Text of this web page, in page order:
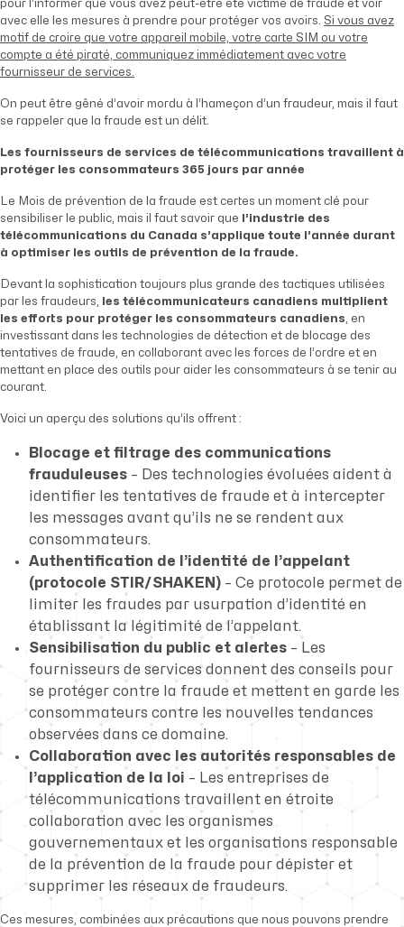
pour l’informer que vous avez peut-être été victime de fraude et voir
avec elle les mesures à prendre pour protéger vos avoirs. Si vous avez
motif de croire que votre appareil mobile, votre carte SIM ou votre
compte a été piraté, communiquez immédiatement avec votre
fournisseur de services.
On peut être gêné d’avoir mordu à l’hameçon d’un fraudeur, mais il faut
se rappeler que la fraude est un délit.
Les fournisseurs de services de télécommunications travaillent à
protéger les consommateurs 365 jours par année
Le Mois de prévention de la fraude est certes un moment clé pour
sensibiliser le public, mais il faut savoir que
l’industrie des
télécommunications du Canada s’applique toute l’année durant
à optimiser les outils de prévention de la fraude.
Devant la sophistication toujours plus grande des tactiques utilisées
par les fraudeurs,
les télécommunicateurs canadiens multiplient
les efforts pour protéger les consommateurs canadiens , en
investissant dans les technologies de détection et de blocage des
tentatives de fraude, en collaborant avec les forces de l’ordre et en
mettant en place des outils pour aider les consommateurs à se tenir au
courant.
Voici un aperçu des solutions qu’ils offrent :
Blocage et filtrage des communications
frauduleuses – Des technologies évoluées aident à
identifier les tentatives de fraude et à intercepter
les messages avant qu’ils ne se rendent aux
consommateurs.
Authentification de l’identité de l’appelant
(protocole STIR/SHAKEN) – Ce protocole permet de
limiter les fraudes par usurpation d’identité en
établissant la légitimité de l’appelant.
Sensibilisation du public et alertes – Les
fournisseurs de services donnent des conseils pour
se protéger contre la fraude et mettent en garde les
consommateurs contre les nouvelles tendances
observées dans ce domaine.
Collaboration avec les autorités responsables de
l’application de la loi – Les entreprises de
télécommunications travaillent en étroite
collaboration avec les organismes
gouvernementaux et les organisations responsable
de la prévention de la fraude pour dépister et
supprimer les réseaux de fraudeurs.
Ces mesures, combinées aux précautions que nous pouvons prendre